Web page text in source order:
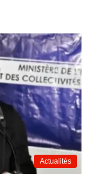
Actualités